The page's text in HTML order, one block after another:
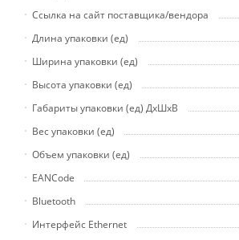
Ссылка на сайт поставщика/вендора
Длина упаковки (ед)
Ширина упаковки (ед)
Высота упаковки (ед)
Габариты упаковки (ед) ДхШхВ
Вес упаковки (ед)
Объем упаковки (ед)
EANCode
Bluetooth
Интерфейс Ethernet